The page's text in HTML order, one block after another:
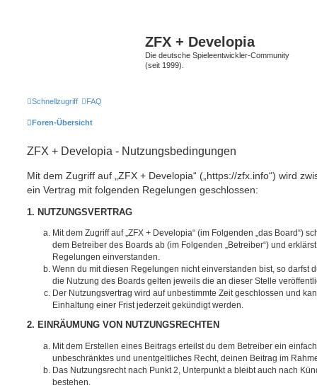
ZFX + Developia
Die deutsche Spieleentwickler-Community
(seit 1999).
Schnellzugriff FAQ
Foren-Übersicht
ZFX + Developia - Nutzungsbedingungen
Mit dem Zugriff auf „ZFX + Developia“ („https://zfx.info“) wird
ein Vertrag mit folgenden Regelungen geschlossen:
1. NUTZUNGSVERTRAG
Mit dem Zugriff auf „ZFX + Developia“ (im Folgenden „das Board“)
dem Betreiber des Boards ab (im Folgenden „Betreiber“) und
Regelungen einverstanden.
Wenn du mit diesen Regelungen nicht einverstanden bist, so darfst
die Nutzung des Boards gelten jeweils die an dieser Stelle
Der Nutzungsvertrag wird auf unbestimmte Zeit geschlossen und
Einhaltung einer Frist jederzeit gekündigt werden.
2. EINRÄUMUNG VON NUTZUNGSRECHTEN
Mit dem Erstellen eines Beitrags erteilst du dem Betreiber ein
unbeschränktes und unentgeltliches Recht, deinen Beitrag im
Das Nutzungsrecht nach Punkt 2, Unterpunkt a bleibt auch nach
bestehen.